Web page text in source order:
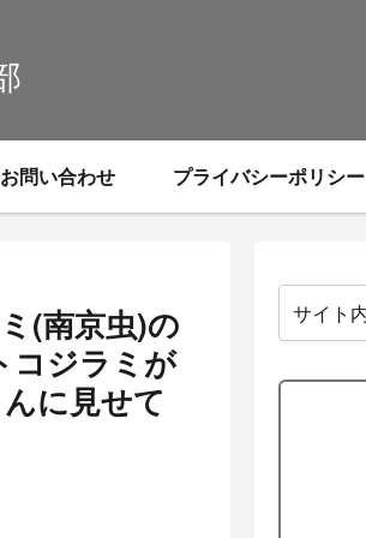
お問い合わせ プライバシーポリシー
(南京虫)の
コジラミが
に見せて